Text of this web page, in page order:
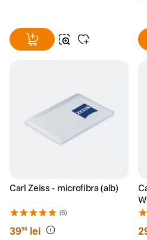
Carl Zeiss - microfibra (alb)
(6)
3990 lei